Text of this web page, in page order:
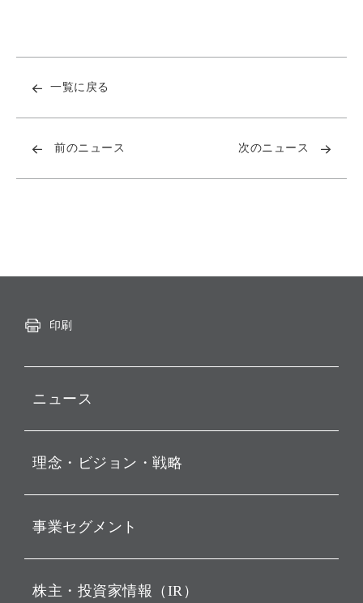
一覧に戻る
前のニュース 次のニュース
印刷
ニュース
お知らせ
動画配信
理念・ビジョン・戦略
経営理念
ビジョン
戦略
事業セグメント
ソフトバンク・ビジョン・
株主・投資家情報（IR）